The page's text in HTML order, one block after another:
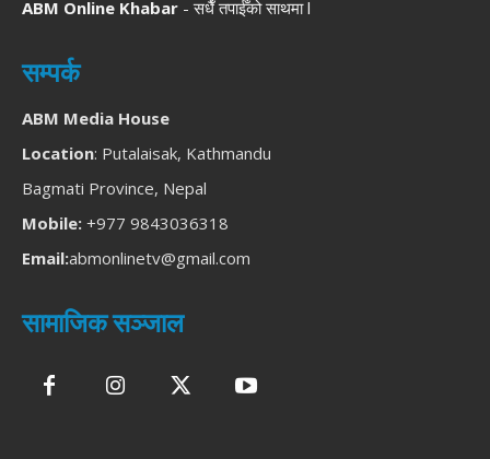
ABM Online Khabar - सधैँ तपाईँको साथमा l
सम्पर्क
ABM Media House
Location: Putalaisak, Kathmandu
Bagmati Province, Nepal
Mobile: +977 9843036318
Email:abmonlinetv@gmail.com
सामाजिक सञ्जाल